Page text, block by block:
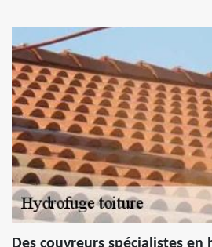
Des couvreurs spécialistes en